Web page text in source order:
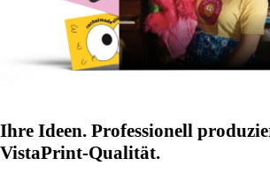
Ihre Ideen. Professionell
VistaPrint-Qualität.